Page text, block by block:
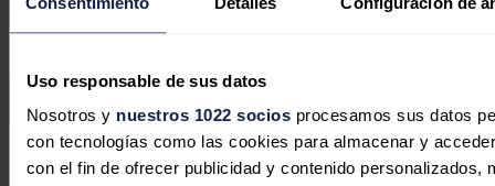
Uso responsable de sus datos
Nosotros y nuestros 1022 sociosprocesamos sus datos
con tecnologías como las cookies para almacenar y
con el fin de ofrecer publicidad y contenido personalizados,
Enviar comentario
Síguenos en redes sociales